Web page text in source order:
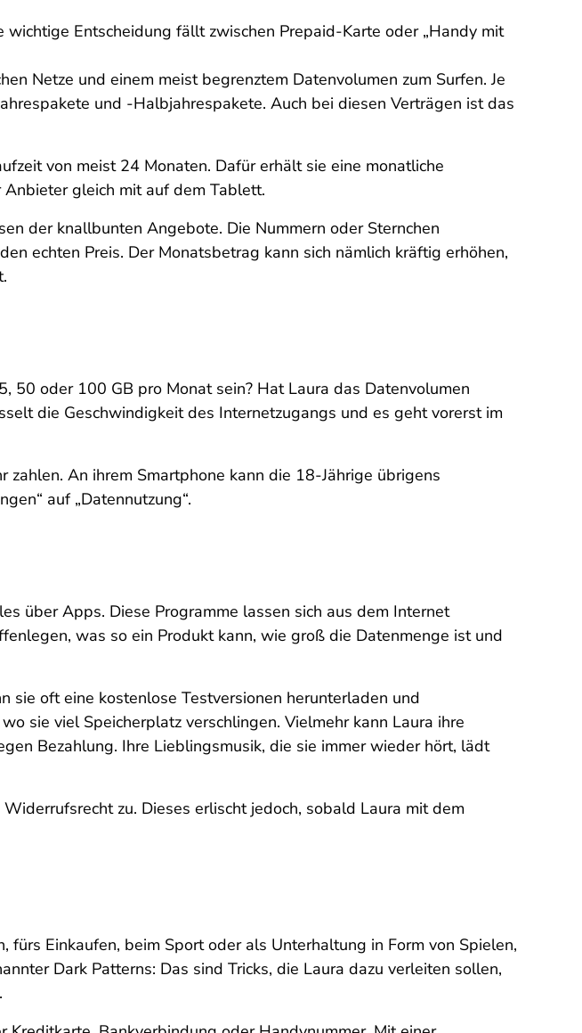
Entscheidung fällt zwischen Prepaid-Karte oder „Handy mit
Netze und einem meist begrenztem Datenvolumen zum Surfen. Je
und -Halbjahrespakete. Auch bei diesen Verträgen ist das
von meist 24 Monaten. Dafür erhält sie eine monatliche
gleich mit auf dem Tablett.
der knallbunten Angebote. Die Nummern oder Sternchen
echten Preis. Der Monatsbetrag kann sich nämlich kräftig erhöhen,
50 oder 100 GB pro Monat sein? Hat Laura das Datenvolumen
die Geschwindigkeit des Internetzugangs und es geht vorerst im
An ihrem Smartphone kann die 18-Jährige übrigens
auf „Datennutzung“.
über Apps. Diese Programme lassen sich aus dem Internet
was so ein Produkt kann, wie groß die Datenmenge ist und
sie oft eine kostenlose Testversionen herunterladen und
sie viel Speicherplatz verschlingen. Vielmehr kann Laura ihre
Bezahlung. Ihre Lieblingsmusik, die sie immer wieder hört, lädt
zu. Dieses erlischt jedoch, sobald Laura mit dem
Einkaufen, beim Sport oder als Unterhaltung in Form von Spielen,
Dark Patterns: Das sind Tricks, die Laura dazu verleiten sollen,